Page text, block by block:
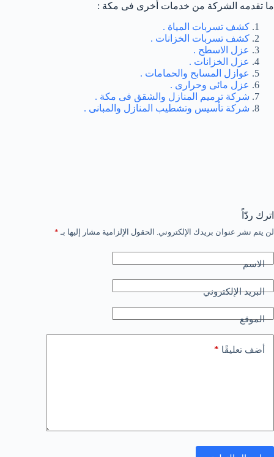
ما تقدمه الشركة من خدمات أخرى فى مكة :
كشف تسربات المياة .
كشف تسربات الخزانات .
عزل الاسطح .
عزل الخزانات .
عوازل المسابح والحمامات .
عزل مائى وحرارى .
شركة ترميم المنازل والشقق فى مكة .
شركة تأسيس وتشطيب المنازل والمبانى .
اترك ردّاً
لن يتم نشر عنوان بريدك الإلكتروني. الحقول الإلزامية مشار إليها بـ *
الاسم
البريد الإلكتروني
الموقع
أضف تعليقًا *